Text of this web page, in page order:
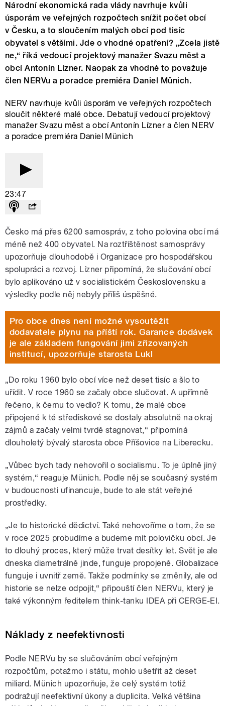
Národní ekonomická rada vlády navrhuje kvůli
úsporám ve veřejných rozpočtech snížit počet obcí
v Česku, a to sloučením malých obcí pod tisíc
obyvatel s většími. Jde o vhodné opatření? „Zcela jistě
ne,“ říká vedoucí projektový manažer Svazu měst a
obcí Antonín Lízner. Naopak za vhodné to považuje
člen NERVu a poradce premiéra Daniel Münich.
NERV navrhuje kvůli úsporám ve veřejných rozpočtech
sloučit některé malé obce. Debatují vedoucí projektový
manažer Svazu měst a obcí Antonín Lízner a člen NERV
a poradce premiéra Daniel Münich
23:47
Česko má přes 6200 samospráv, z toho polovina obcí má
méně než 400 obyvatel. Na roztříštěnost samosprávy
upozorňuje dlouhodobě i Organizace pro hospodářskou
spolupráci a rozvoj. Lízner připomíná, že slučování obcí
bylo aplikováno už v socialistickém Československu a
výsledky podle něj nebyly příliš úspěšné.
Pro obce dnes není možné vysoutěžit
dodavatele plynu na příští rok. Garance dodávek
je ale základem fungování jimi zřizovaných
institucí, upozorňuje starosta Lukl
„Do roku 1960 bylo obcí více než deset tisíc a šlo to
uřídit. V roce 1960 se začaly obce slučovat. A upřímně
řečeno, k čemu to vedlo? K tomu, že malé obce
připojené k té střediskové se dostaly absolutně na okraj
zájmů a začaly velmi tvrdě stagnovat,“ připomíná
dlouholetý bývalý starosta obce Příšovice na Liberecku.
„Vůbec bych tady nehovořil o socialismu. To je úplně jiný
systém,“ reaguje Münich. Podle něj se současný systém
v budoucnosti ufinancuje, bude to ale stát veřejné
prostředky.
„Je to historické dědictví. Také nehovoříme o tom, že se
v roce 2025 probudíme a budeme mít polovičku obcí. Je
to dlouhý proces, který může trvat desítky let. Svět je ale
dneska diametrálně jinde, funguje propojeně. Globalizace
funguje i uvnitř země. Takže podmínky se změnily, ale od
historie se nelze odpojit,“ připouští člen NERVu, který je
také výkonným ředitelem think-tanku IDEA při CERGE-EI.
Náklady z neefektivnosti
Podle NERVu by se slučováním obcí veřejným
rozpočtům, potažmo i státu, mohlo ušetřit až deset
miliard. Münich upozorňuje, že celý systém totiž
podražují neefektivní úkony a duplicita. Velká většina